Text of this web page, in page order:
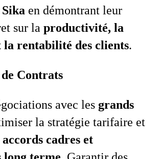
en démontrant leur
sur la productivité, la
rentabilité des clients.
Contrats
avec les grands
la stratégie tarifaire et
accords cadres et